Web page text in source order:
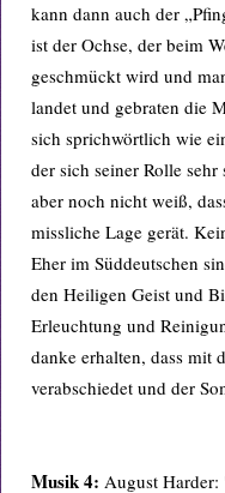
kann dann auch der
ist der Ochse, der beim
geschmückt wird und
landet und gebraten die
sich sprichwörtlich wie
der sich seiner Rolle
aber noch nicht weiß,
missliche Lage gerät.
Eher im Süddeutschen
den Heiligen Geist und
Erleuchtung und
danke erhalten, dass mit
verabschiedet und der
Musik 4: August Harder: